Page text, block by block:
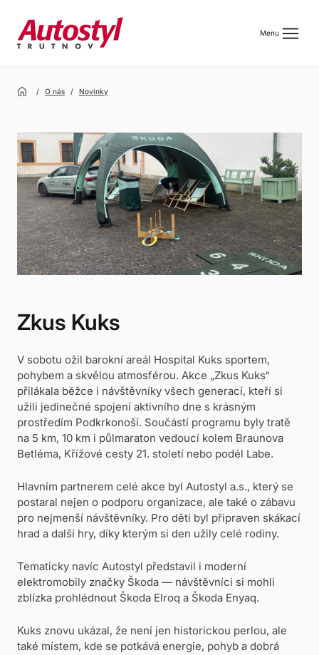
Menu menu
home O nás Novinky
Zkus Kuks
V sobotu ožil barokní areál Hospital Kuks sportem,
pohybem a skvělou atmosférou. Akce „Zkus Kuks“
přilákala běžce i návštěvníky všech generací, kteří si
užili jedinečné spojení aktivního dne s krásným
prostředím Podkrkonoší. Součástí programu byly tratě
na 5 km, 10 km i půlmaraton vedoucí kolem Braunova
Betléma, Křížové cesty 21. století nebo podél Labe.
Hlavním partnerem celé akce byl Autostyl a.s., který se
postaral nejen o podporu organizace, ale také o zábavu
pro nejmenší návštěvníky. Pro děti byl připraven skákací
hrad a další hry, díky kterým si den užily celé rodiny.
Tematicky navíc Autostyl představil i moderní
elektromobily značky Škoda — návštěvníci si mohli
zblízka prohlédnout Škoda Elroq a Škoda Enyaq.
Kuks znovu ukázal, že není jen historickou perlou, ale
také místem, kde se potkává energie, pohyb a dobrá